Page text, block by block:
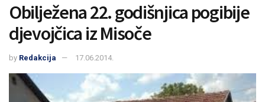
Obilježena 22. godišnjica pogibije
djevojčica iz Misoče
by Redakcija 17.06.2014.